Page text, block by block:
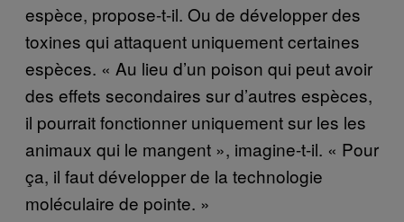
espèce, propose-t-il. Ou de développer des
toxines qui attaquent uniquement certaines
espèces. « Au lieu d’un poison qui peut avoir
des effets secondaires sur d’autres espèces,
il pourrait fonctionner uniquement sur les les
animaux qui le mangent », imagine-t-il. « Pour
ça, il faut développer de la technologie
moléculaire de pointe. »